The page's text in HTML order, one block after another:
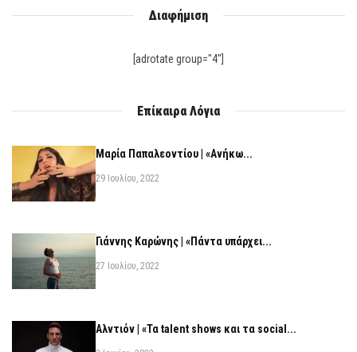
Διαφήμιση
[adrotate group="4"]
Επίκαιρα Λόγια
Μαρία Παπαλεοντίου | «Ανήκω...
29 Ιουλίου, 2022
Γιάννης Καρώνης | «Πάντα υπάρχει...
27 Ιουλίου, 2022
Αλντιόν | «Τα talent shows και τα social...